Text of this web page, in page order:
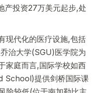
产投资27万美元起步,处
现代化的医疗设施,包括
治大学(SGU)医学院为
家庭而言,国际学校如西
School)提供剑桥国际课